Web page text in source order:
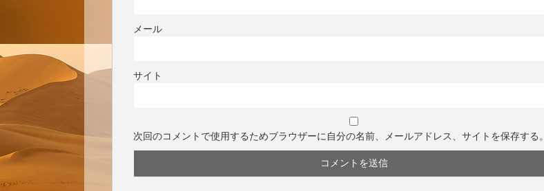
メール
サイト
次回のコメントで使用するためブラウザーに自分の名前、メールアドレス、サイトを保存する。